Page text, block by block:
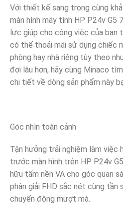
Với thiết kế sang trọng cùng
màn hình máy tính HP P24v G5
lực giúp cho công việc của bạn
có thể thoải mái sử dụng chiếc
phòng hay nhà riêng tùy theo
đợi lâu hơn, hãy cùng Minaco
chi tiết về dòng sản phẩm này
Góc nhìn toàn cảnh
Tận hưởng trải nghiệm làm việc
trước màn hình trên HP P24v
hữu tấm nền VA cho góc quan
phân giải FHD sắc nét cùng tần
chuyển động mượt mà.